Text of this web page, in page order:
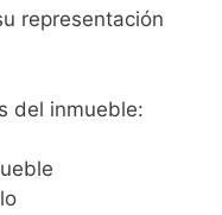
representación
del inmueble: